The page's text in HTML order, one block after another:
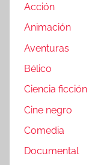
Acción
Animación
Aventuras
Bélico
Ciencia ficción
Cine negro
Comedia
Documental